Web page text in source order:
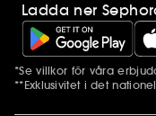
Ladda ner
Ytterligare
*Se villkor för våra
**Exklusivitet i det